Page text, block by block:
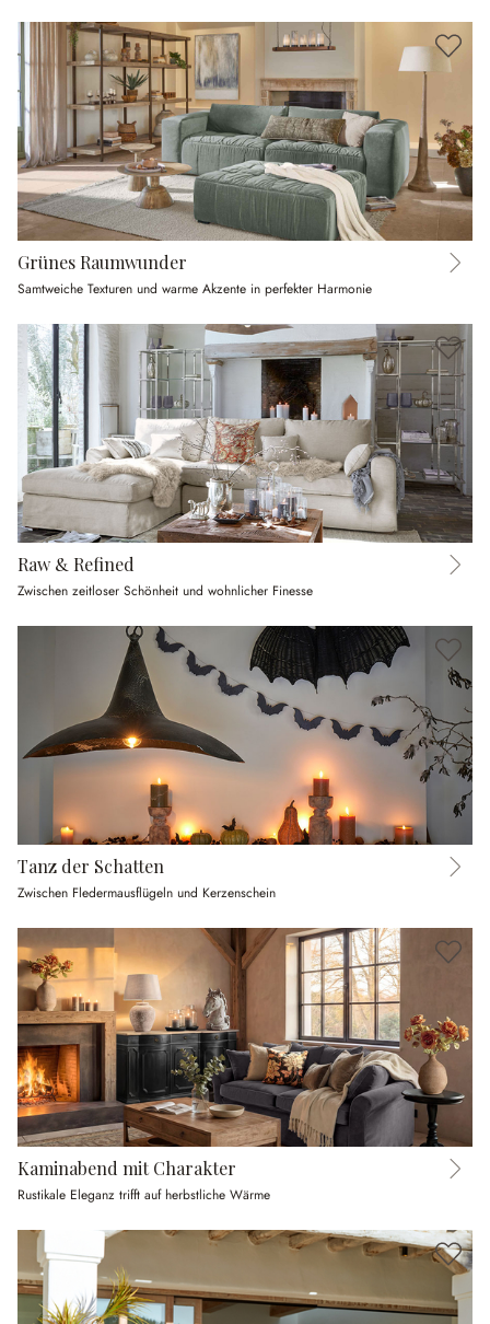
Grünes Raumwunder
Samtweiche Texturen und warme Akzente in perfekter Harmonie
Raw & Refined
Zwischen zeitloser Schönheit und wohnlicher Finesse
Tanz der Schatten
Zwischen Fledermausflügeln und Kerzenschein
Kaminabend mit Charakter
Rustikale Eleganz trifft auf herbstliche Wärme